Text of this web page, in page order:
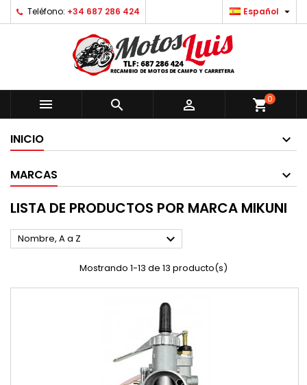
Teléfono: +34 687 286 424 Español 
   shopping_cart0
INICIO
MARCAS
LISTA DE PRODUCTOS POR MARCA MIKUNI
Nombre, A a Z 
Mostrando 1-13 de 13 producto(s)